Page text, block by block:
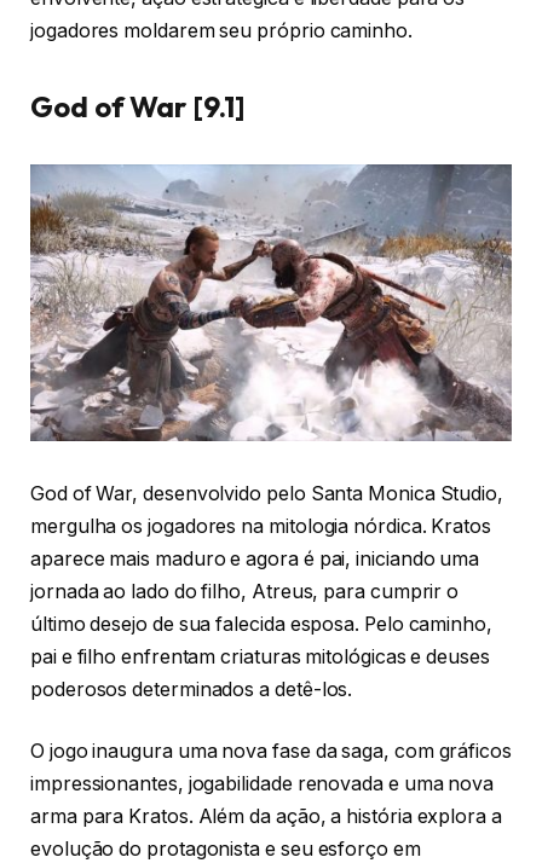
jogadores moldarem seu próprio caminho.
God of War [9.1]
God of War, desenvolvido pelo Santa Monica Studio,
mergulha os jogadores na mitologia nórdica. Kratos
aparece mais maduro e agora é pai, iniciando uma
jornada ao lado do filho, Atreus, para cumprir o
último desejo de sua falecida esposa. Pelo caminho,
pai e filho enfrentam criaturas mitológicas e deuses
poderosos determinados a detê-los.
O jogo inaugura uma nova fase da saga, com gráficos
impressionantes, jogabilidade renovada e uma nova
arma para Kratos. Além da ação, a história explora a
evolução do protagonista e seu esforço em